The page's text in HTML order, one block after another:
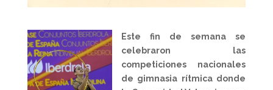
Este fin de semana se
celebraron las
competiciones nacionales
de gimnasia rítmica donde